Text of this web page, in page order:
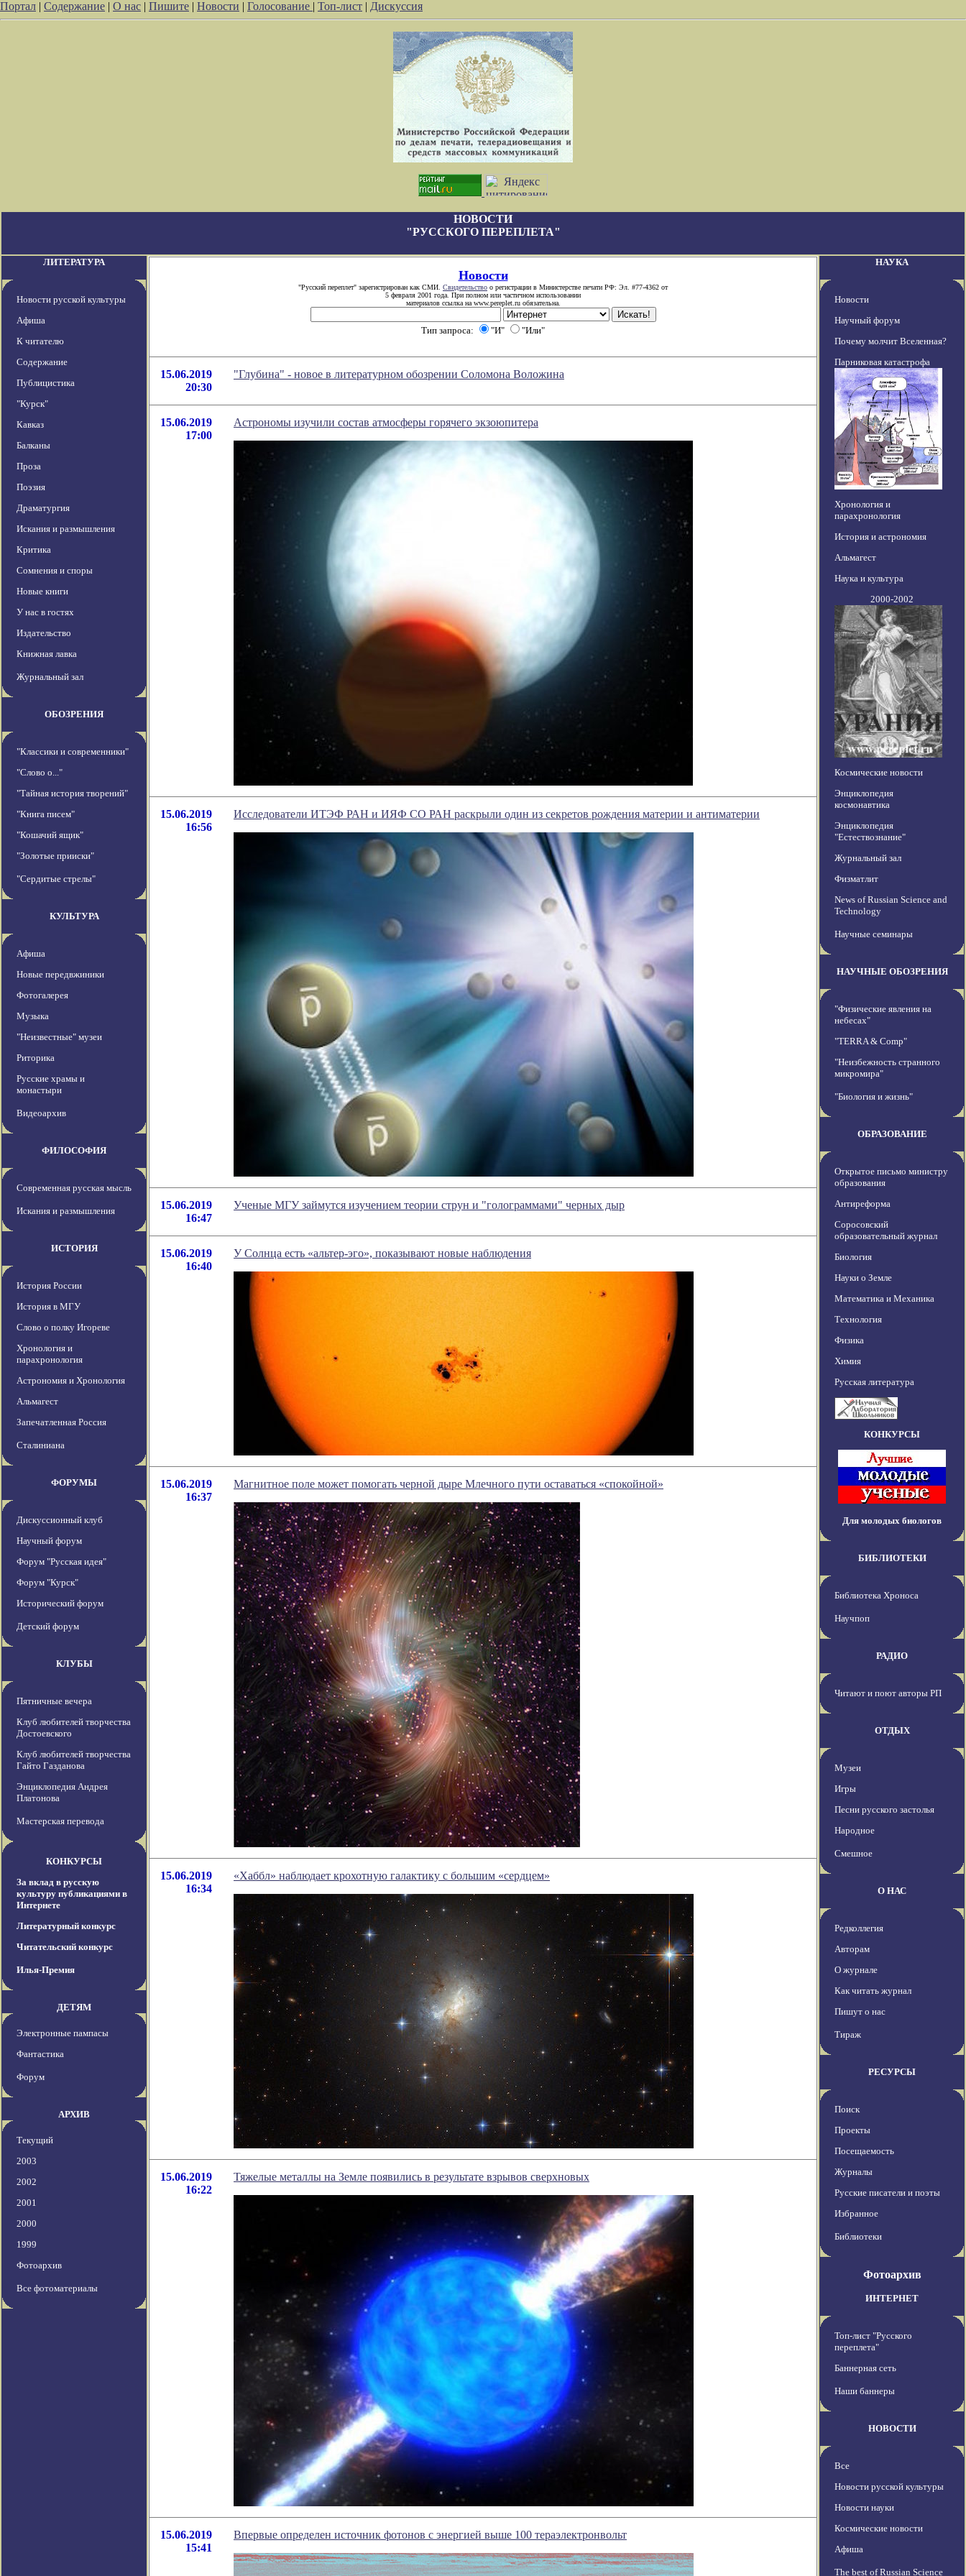
Портал | Содержание | О нас | Пишите | Новости | Голосование | Топ-лист | Дискуссия
НОВОСТИ
"РУССКОГО ПЕРЕПЛЕТА"
ЛИТЕРАТУРА
Новости русской культуры
Афиша
К читателю
Содержание
Публицистика
"Курск"
Кавказ
Балканы
Проза
Поэзия
Драматургия
Искания и размышления
Критика
Сомнения и споры
Новые книги
У нас в гостях
Издательство
Книжная лавка
Журнальный зал
ОБОЗРЕНИЯ
"Классики и современники"
"Слово о..."
"Тайная история творений"
"Книга писем"
"Кошачий ящик"
"Золотые прииски"
"Сердитые стрелы"
КУЛЬТУРА
Афиша
Новые передвжиники
Фотогалерея
Музыка
"Неизвестные" музеи
Риторика
Русские храмы и
монастыри
Видеоархив
ФИЛОСОФИЯ
Современная русская мысль
Искания и размышления
ИСТОРИЯ
История России
История в МГУ
Слово о полку Игореве
Хронология и
парахронология
Астрономия и Хронология
Альмагест
Запечатленная Россия
Сталиниана
ФОРУМЫ
Дискуссионный клуб
Научный форум
Форум "Русская идея"
Форум "Курск"
Исторический форум
Детский форум
КЛУБЫ
Пятничные вечера
Клуб любителей творчества
Достоевского
Клуб любителей творчества
Гайто Газданова
Энциклопедия Андрея
Платонова
Мастерская перевода
КОНКУРСЫ
За вклад в русскую
культуру публикациями в
Интернете
Литературный конкурс
Читательский конкурс
Илья-Премия
ДЕТЯМ
Электронные пампасы
Фантастика
Форум
АРХИВ
Текущий
2003
2002
2001
2000
1999
Фотоархив
Все фотоматериалы
Новости
"Русский переплет" зарегистрирован как СМИ. Свидетельство о регистрации в Министерстве печати РФ: Эл. #77-4362 от
5 февраля 2001 года. При полном или частичном использовании
материалов ссылка на www.pereplet.ru обязательна.
Тип запроса: "И" "Или"
15.06.2019
20:30
"Глубина" - новое в литературном обозрении Соломона Воложина
15.06.2019
17:00
Астрономы изучили состав атмосферы горячего экзоюпитера
15.06.2019
16:56
Исследователи ИТЭФ РАН и ИЯФ СО РАН раскрыли один из секретов рождения материи и антиматерии
15.06.2019
16:47
Ученые МГУ займутся изучением теории струн и "голограммами" черных дыр
15.06.2019
16:40
У Солнца есть «альтер-эго», показывают новые наблюдения
15.06.2019
16:37
Магнитное поле может помогать черной дыре Млечного пути оставаться «спокойной»
15.06.2019
16:34
«Хаббл» наблюдает крохотную галактику с большим «сердцем»
15.06.2019
16:22
Тяжелые металлы на Земле появились в результате взрывов сверхновых
15.06.2019
15:41
Впервые определен источник фотонов с энергией выше 100 тераэлектронвольт
НАУКА
Новости
Научный форум
Почему молчит Вселенная?
Парниковая катастрофа
Хронология и
парахронология
История и астрономия
Альмагест
Наука и культура
2000-2002
Космические новости
Энциклопедия
космонавтика
Энциклопедия
"Естествознание"
Журнальный зал
Физматлит
News of Russian Science and
Technology
Научные семинары
НАУЧНЫЕ ОБОЗРЕНИЯ
"Физические явления на
небесах"
"TERRA & Comp"
"Неизбежность странного
микромира"
"Биология и жизнь"
ОБРАЗОВАНИЕ
Открытое письмо министру
образования
Антиреформа
Соросовский
образовательный журнал
Биология
Науки о Земле
Математика и Механика
Технология
Физика
Химия
Русская литература
КОНКУРСЫ
Для молодых биологов
БИБЛИОТЕКИ
Библиотека Хроноса
Научпоп
РАДИО
Читают и поют авторы РП
ОТДЫХ
Музеи
Игры
Песни русского застолья
Народное
Смешное
О НАС
Редколлегия
Авторам
О журнале
Как читать журнал
Пишут о нас
Тираж
РЕСУРСЫ
Поиск
Проекты
Посещаемость
Журналы
Русские писатели и поэты
Избранное
Библиотеки
Фотоархив
ИНТЕРНЕТ
Топ-лист "Русского
переплета"
Баннерная сеть
Наши баннеры
НОВОСТИ
Все
Новости русской культуры
Новости науки
Космические новости
Афиша
The best of Russian Science